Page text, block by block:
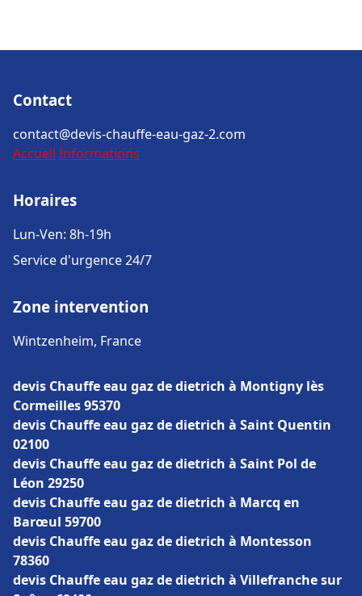
Contact
contact@devis-chauffe-eau-gaz-2.com
Accueil Informations
Horaires
Lun-Ven: 8h-19h
Service d'urgence 24/7
Zone intervention
Wintzenheim, France
devis Chauffe eau gaz de dietrich à Montigny lès
Cormeilles 95370
devis Chauffe eau gaz de dietrich à Saint Quentin
02100
devis Chauffe eau gaz de dietrich à Saint Pol de
Léon 29250
devis Chauffe eau gaz de dietrich à Marcq en
Barœul 59700
devis Chauffe eau gaz de dietrich à Montesson
78360
devis Chauffe eau gaz de dietrich à Villefranche sur